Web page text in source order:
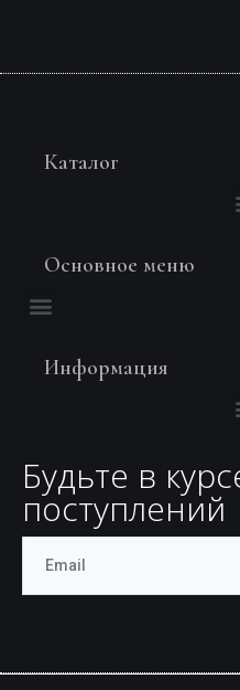
Каталог
Основное меню
Информация
Будьте в
поступлений